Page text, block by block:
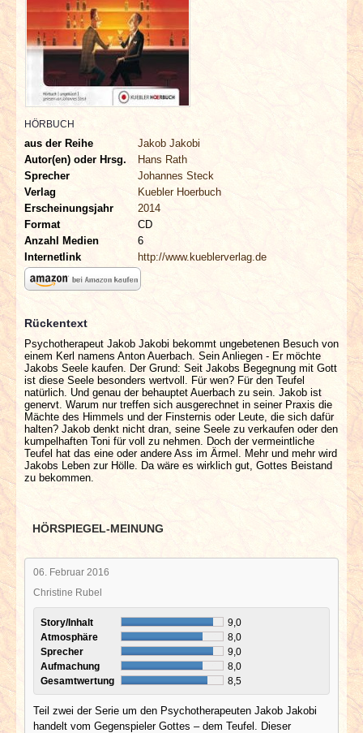
INTERVIEWS
SPECIALS
REDAKTION
LINKS
ARCHIV
HÖRBUCH
aus der Reihe
Jakob Jakobi
Autor(en) oder Hrsg.
Hans Rath
Sprecher
Johannes Steck
Verlag
Kuebler Hoerbuch
Erscheinungsjahr
2014
Format
CD
Anzahl Medien
6
Internetlink
http://www.kueblerverlag.de
Rückentext
Psychotherapeut Jakob Jakobi bekommt ungebetenen Besuch von
einem Kerl namens Anton Auerbach. Sein Anliegen - Er möchte
Jakobs Seele kaufen. Der Grund: Seit Jakobs Begegnung mit Gott
ist diese Seele besonders wertvoll. Für wen? Für den Teufel
natürlich. Und genau der behauptet Auerbach zu sein. Jakob ist
genervt. Warum nur treffen sich ausgerechnet in seiner Praxis die
Mächte des Himmels und der Finsternis oder Leute, die sich dafür
halten? Jakob denkt nicht dran, seine Seele zu verkaufen oder den
kumpelhaften Toni für voll zu nehmen. Doch der vermeintliche
Teufel hat das eine oder andere Ass im Ärmel. Mehr und mehr wird
Jakobs Leben zur Hölle. Da wäre es wirklich gut, Gottes Beistand
zu bekommen.
HÖRSPIEGEL-MEINUNG
06. Februar 2016
Christine Rubel
Story/Inhalt
9,0
Atmosphäre
8,0
Sprecher
9,0
Aufmachung
8,0
Gesamtwertung
8,5
Teil zwei der Serie um den Psychotherapeuten Jakob Jakobi
handelt vom Gegenspieler Gottes – dem Teufel. Dieser